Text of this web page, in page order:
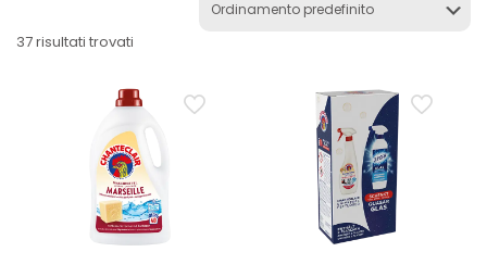
37 risultati trovati